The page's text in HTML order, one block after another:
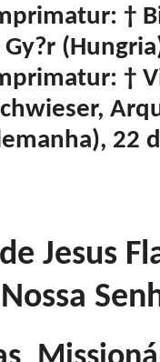
†
Gy?r
†
22
Jesus